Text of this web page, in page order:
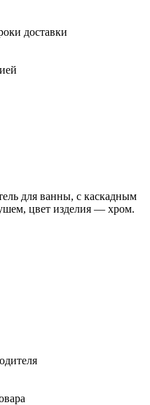
доставки
для ванны, с каскадным
цвет изделия — хром.